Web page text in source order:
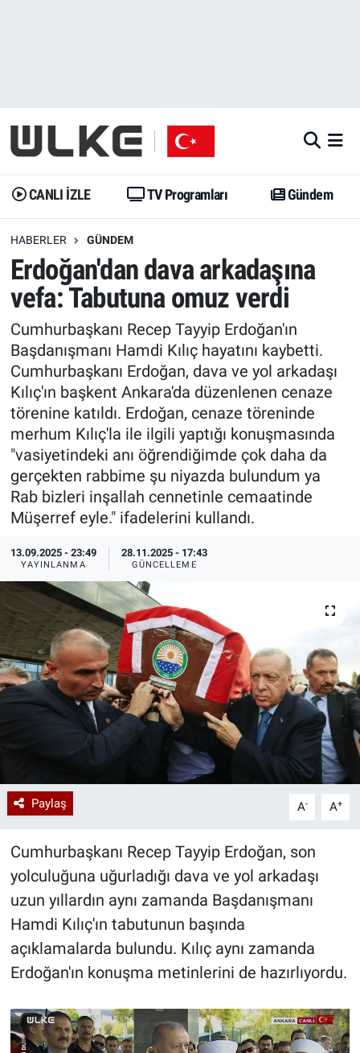
CANLI İZLE TV Programları Gündem
HABERLER GÜNDEM
Erdoğan'dan dava arkadaşına
vefa: Tabutuna omuz verdi
Cumhurbaşkanı Recep Tayyip Erdoğan'ın
Başdanışmanı Hamdi Kılıç hayatını kaybetti.
Cumhurbaşkanı Erdoğan, dava ve yol arkadaşı
Kılıç'ın başkent Ankara'da düzenlenen cenaze
törenine katıldı. Erdoğan, cenaze töreninde
merhum Kılıç'la ile ilgili yaptığı konuşmasında
"vasiyetindeki anı öğrendiğimde çok daha da
gerçekten rabbime şu niyazda bulundum ya
Rab bizleri inşallah cennetinle cemaatinde
Müşerref eyle." ifadelerini kullandı.
13.09.2025 - 23:49
YAYINLANMA
28.11.2025 - 17:43
GÜNCELLEME
Paylaş A- A+
Cumhurbaşkanı Recep Tayyip Erdoğan, son
yolculuğuna uğurladığı dava ve yol arkadaşı
uzun yıllardın aynı zamanda Başdanışmanı
Hamdi Kılıç'ın tabutunun başında
açıklamalarda bulundu. Kılıç aynı zamanda
Erdoğan'ın konuşma metinlerini de hazırlıyordu.
Gündem
Dünya
Erişim Bilgileri
Ekonomi
Trend
Özel Haberler
Yazarlar
Gündem
Trend
Erişim Bilgileri
Spor
Ekonomi
Dünya
Medya
Özel Haberler
Kadın
Erişim Bilgileri
Sağlık
Teknoloji
Ramazan
İstanbul Namaz Vakitleri
Trafik Durumu
Erişim Bilgileri
Tüm Manşetler
Son Dakika Haberleri
Haber Arşivi